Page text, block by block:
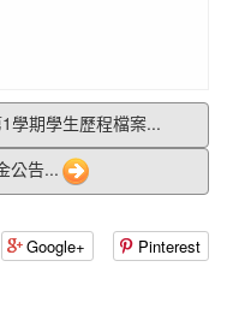
學期學生歷程檔案...
公告...
Google+ Pinterest